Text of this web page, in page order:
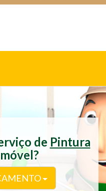
de Pintura